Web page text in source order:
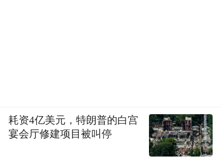
耗资4亿美元，特朗普的白宫
宴会厅修建项目被叫停